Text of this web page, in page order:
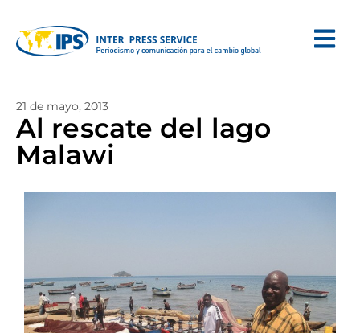
21 de mayo, 2013
Al rescate del lago
Malawi